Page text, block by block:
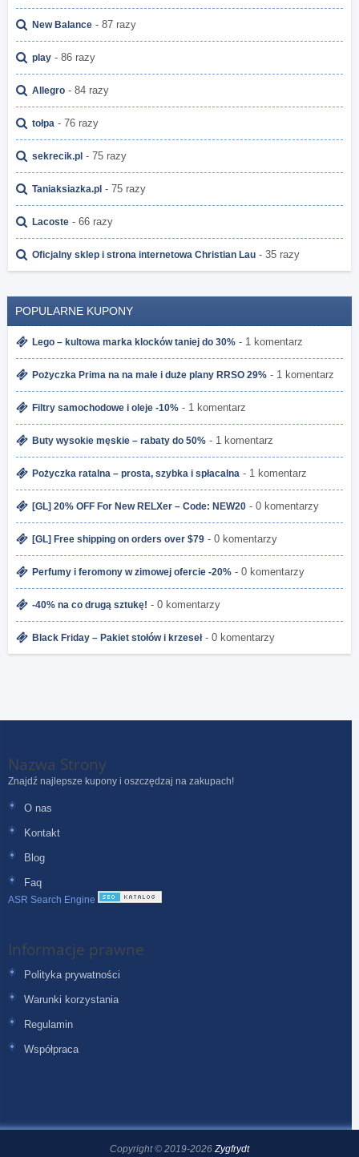
New Balance - 87 razy
play - 86 razy
Allegro - 84 razy
tołpa - 76 razy
sekrecik.pl - 75 razy
Taniaksiazka.pl - 75 razy
Lacoste - 66 razy
Oficjalny sklep i strona internetowa Christian Lau - 35 razy
POPULARNE KUPONY
Lego – kultowa marka klocków taniej do 30% - 1 komentarz
Pożyczka Prima na na małe i duże plany RRSO 29% - 1 komentarz
Filtry samochodowe i oleje -10% - 1 komentarz
Buty wysokie męskie – rabaty do 50% - 1 komentarz
Pożyczka ratalna – prosta, szybka i spłacalna - 1 komentarz
[GL] 20% OFF For New RELXer – Code: NEW20 - 0 komentarzy
[GL] Free shipping on orders over $79 - 0 komentarzy
Perfumy i feromony w zimowej ofercie -20% - 0 komentarzy
-40% na co drugą sztukę! - 0 komentarzy
Black Friday – Pakiet stołów i krzeseł- 0 komentarzy
Nazwa Strony
Znajdź najlepsze kupony i oszczędzaj na zakupach!
O nas
Kontakt
Blog
Faq
ASR Search Engine
Informacje prawne
Polityka prywatności
Warunki korzystania
Regulamin
Współpraca
Copyright © 2019-2026 Zygfrydt